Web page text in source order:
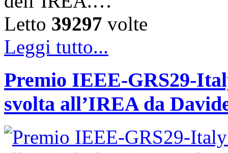
Letto 39297 volte
Leggi tutto...
Premio IEEE-GRS29-
svolta all’IREA da